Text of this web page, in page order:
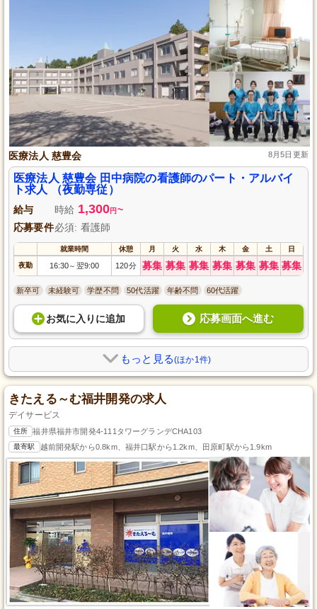
医療法人 慈豊会 8月5日更新
医療法人 慈豊会 田中病院の看護師のパート・アルバイ
ト求人 （夜勤専従）
給与 時給 1,300円 ~
応募要件必須: 看護師
就業時間 休憩 月 火 水 木 金 土 日
夜勤 16:30～ 翌9:00 120分 募集 募集 募集 募集 募集 募集 募集
新卒可 未経験可 学歴不問 50代活躍 年齢不問 60代活躍
お気に入り に追加 応募画面へ進む
もっと見る(ほか1件)
きたえる～む福井開発の求人
デイサービス
住所 福井県福井市開発4-111タワーグランデCHA103
最寄駅 越前開発駅から0.8km、福井口駅から1.2km、田原町駅から1.9km